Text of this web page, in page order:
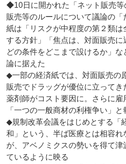
◆10日に開かれた「ネット販売等
販売等のルールについて議論の
紙は「リスクが中程度の第２類
する方針」「焦点は、対面販売
どの条件をどこまで設けるか」
論に据えた
◆一部の経済紙では、対面販売の
販売でドラッグが優位に立ってき
薬剤師がコスト要因に。さらに
「一つの一般商材の利権争い」と
◆規制改革会議をはじめとする「
和」という、半ば医療とは相容
が、アベノミクスの勢いを得て津
ているように映る